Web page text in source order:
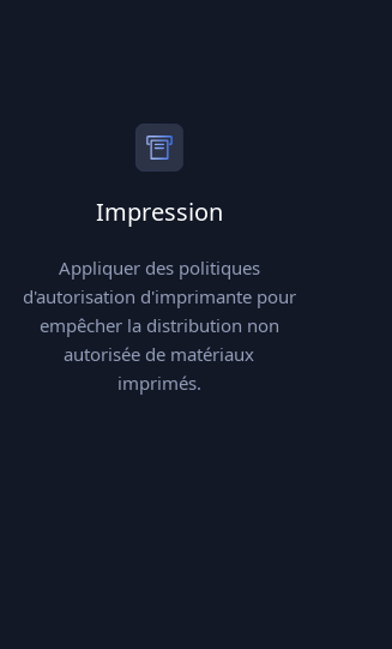
Impression
Appliquer des politiques
d'autorisation d'imprimante pour
empêcher la distribution non
autorisée de matériaux
imprimés.